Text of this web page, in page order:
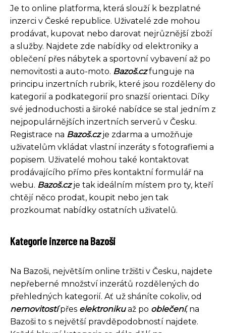
Je to online platforma, která slouží k bezplatné
inzerci v České republice. Uživatelé zde mohou
prodávat, kupovat nebo darovat nejrůznější zboží
a služby. Najdete zde nabídky od elektroniky a
oblečení přes nábytek a sportovní vybavení až po
nemovitosti a auto-moto. Bazoš.czfunguje na
principu inzertních rubrik, které jsou rozděleny do
kategorií a podkategorií pro snazší orientaci. Díky
své jednoduchosti a široké nabídce se stal jedním z
nejpopulárnějších inzertních serverů v Česku.
Registrace na Bazoš.czje zdarma a umožňuje
uživatelům vkládat vlastní inzeráty s fotografiemi a
popisem. Uživatelé mohou také kontaktovat
prodávajícího přímo přes kontaktní formulář na
webu. Bazoš.czje tak ideálním místem pro ty, kteří
chtějí něco prodat, koupit nebo jen tak
prozkoumat nabídky ostatních uživatelů.
Kategorie inzerce na Bazoši
Na Bazoši, největším online tržišti v Česku, najdete
nepřeberné množství inzerátů rozdělených do
přehledných kategorií. Ať už sháníte cokoliv, od
nemovitostípřes elektronikuaž po oblečení, na
Bazoši to s největší pravděpodobností najdete.